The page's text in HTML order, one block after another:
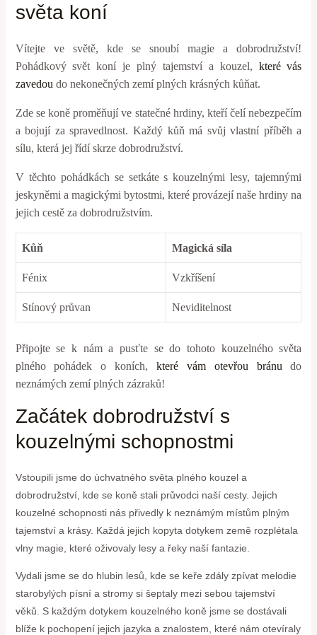
světa koní
Vítejte ve světě, kde se snoubí magie a dobrodružství!
Pohádkový svět koní je plný tajemství a kouzel, které vás
zavedou do nekonečných zemí plných krásných kůňat.
Zde se koně proměňují ve statečné hrdiny, kteří čelí nebezpečím
a bojují za spravedlnost. Každý kůň má svůj vlastní příběh a
sílu, která jej řídí skrze dobrodružství.
V těchto pohádkách se setkáte s kouzelnými lesy, tajemnými
jeskyněmi a magickými bytostmi, které provázejí naše hrdiny na
jejich cestě za dobrodružstvím.
Kůň Magická síla
Fénix Vzkříšení
Stínový průvan Neviditelnost
Připojte se k nám a pusťte se do tohoto kouzelného světa
plného pohádek o koních, které vám otevřou bránu do
neznámých zemí plných zázraků!
Začátek dobrodružství s
kouzelnými schopnostmi
Vstoupili jsme do úchvatného světa plného kouzel a
dobrodružství, kde se koně stali průvodci naší cesty. Jejich
kouzelné schopnosti nás přivedly k neznámým místům plným
tajemství a krásy. Každá jejich kopyta dotykem země rozplétala
vlny magie, které oživovaly lesy a řeky naší fantazie.
Vydali jsme se do hlubin lesů, kde se keře zdály zpívat melodie
starobylých písní a stromy si šeptaly mezi sebou tajemství
věků. S každým dotykem kouzelného koně jsme se dostávali
blíže k pochopení jejich jazyka a znalostem, které nám otevíraly